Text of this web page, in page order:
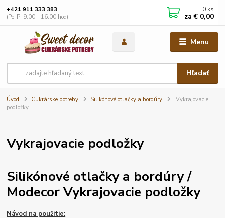
Menu
Hľadať
+421 911 333 383
(Po-Pi 9:00 - 16:00 hod)
0 ks
za € 0,00
Úvod Cukrárske potreby Silikónové otlačky a bordúry
Vykrajovacie
podložky
Vykrajovacie podložky
Silikónové otlačky a bordúry /
Modecor Vykrajovacie podložky
Návod na použitie: